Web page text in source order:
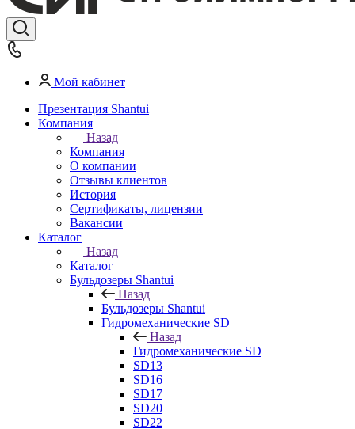
Мой кабинет
Презентация Shantui
Компания
Назад
Компания
О компании
Отзывы клиентов
История
Сертификаты, лицензии
Вакансии
Каталог
Назад
Каталог
Бульдозеры Shantui
Назад
Бульдозеры Shantui
Гидромеханические SD
Назад
Гидромеханические SD
SD13
SD16
SD17
SD20
SD22